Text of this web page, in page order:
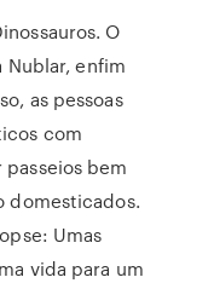
O
Nublar, enfim
as pessoas
com
bem
domesticados.
Umas
vida para um